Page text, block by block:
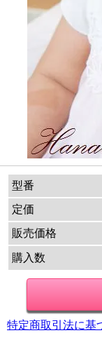
型番
定価
販売価格
購入数
特定商取引法に基